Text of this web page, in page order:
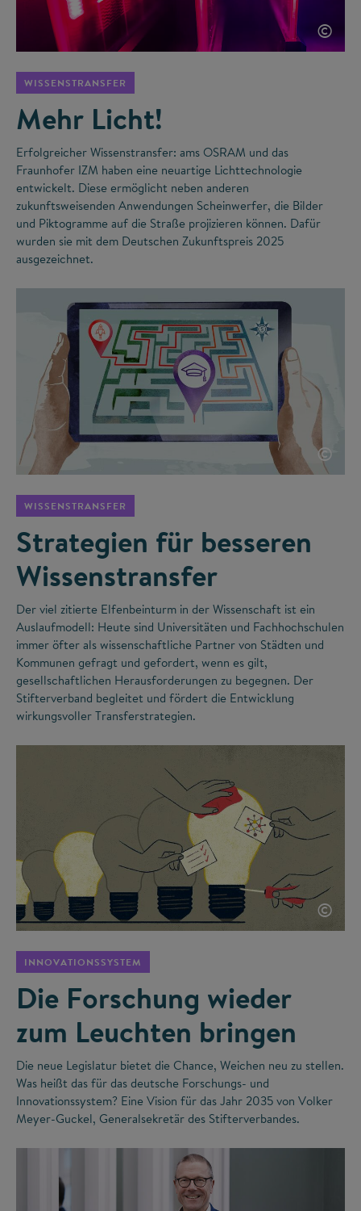
©
WISSENSTRANSFER
Mehr Licht!
Erfolgreicher Wissenstransfer: ams OSRAM und das
Fraunhofer IZM haben eine neuartige Lichttechnologie
entwickelt. Diese ermöglicht neben anderen
zukunftsweisenden Anwendungen Scheinwerfer, die Bilder
und Piktogramme auf die Straße projizieren können. Dafür
wurden sie mit dem Deutschen Zukunftspreis 2025
ausgezeichnet.
©
WISSENSTRANSFER
Strategien für besseren
Wissenstransfer
Der viel zitierte Elfenbeinturm in der Wissenschaft ist ein
Auslaufmodell: Heute sind Universitäten und Fachhochschulen
immer öfter als wissenschaftliche Partner von Städten und
Kommunen gefragt und gefordert, wenn es gilt,
gesellschaftlichen Herausforderungen zu begegnen. Der
Stifterverband begleitet und fördert die Entwicklung
wirkungsvoller Transferstrategien.
©
INNOVATIONSSYSTEM
Die Forschung wieder
zum Leuchten bringen
Die neue Legislatur bietet die Chance, Weichen neu zu stellen.
Was heißt das für das deutsche Forschungs- und
Innovationssystem? Eine Vision für das Jahr 2035 von Volker
Meyer-Guckel, Generalsekretär des Stifterverbandes.